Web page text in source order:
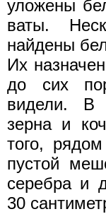
уложены
ваты.
найдены
Их
до сих
видели. В
зерна и
того,
пустой
серебра и
30